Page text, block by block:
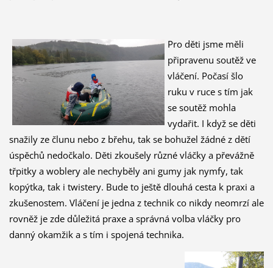
Pro děti jsme měli
připravenu soutěž ve
vláčení. Počasí šlo
ruku v ruce s tím jak
se soutěž mohla
vydařit. I když se děti
snažily ze člunu nebo z břehu, tak se bohužel žádné z dětí
úspěchů nedočkalo. Děti zkoušely různé vláčky a převážně
třpitky a woblery ale nechyběly ani gumy jak nymfy, tak
kopýtka, tak i twistery. Bude to ještě dlouhá cesta k praxi a
zkušenostem. Vláčení je jedna z technik co nikdy neomrzí ale
rovněž je zde důležitá praxe a správná volba vláčky pro
danný okamžik a s tím i spojená technika.